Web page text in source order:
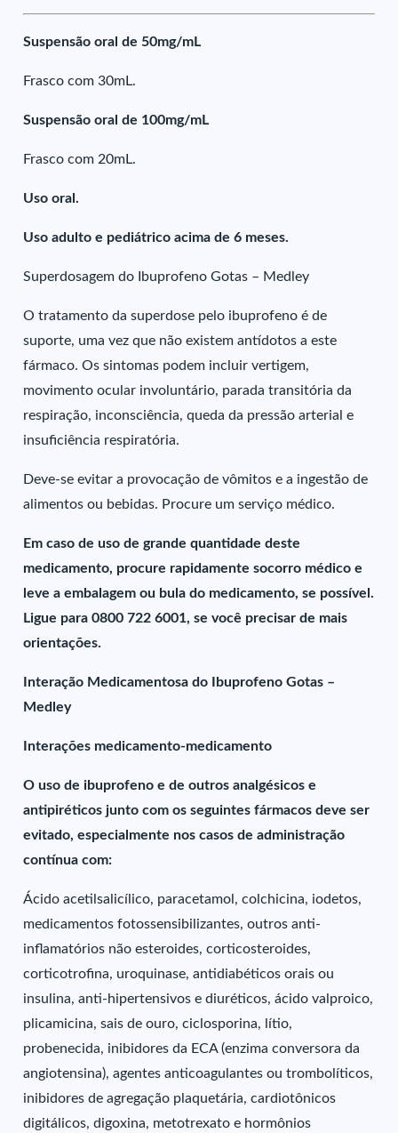
Suspensão oral de 50mg/mL
Frasco com 30mL.
Suspensão oral de 100mg/mL
Frasco com 20mL.
Uso oral.
Uso adulto e pediátrico acima de 6 meses.
Superdosagem do Ibuprofeno Gotas – Medley
O tratamento da superdose pelo ibuprofeno é de
suporte, uma vez que não existem antídotos a este
fármaco. Os sintomas podem incluir vertigem,
movimento ocular involuntário, parada transitória da
respiração, inconsciência, queda da pressão arterial e
insuficiência respiratória.
Deve-se evitar a provocação de vômitos e a ingestão de
alimentos ou bebidas. Procure um serviço médico.
Em caso de uso de grande quantidade deste
medicamento, procure rapidamente socorro médico e
leve a embalagem ou bula do medicamento, se possível.
Ligue para 0800 722 6001, se você precisar de mais
orientações.
Interação Medicamentosa do Ibuprofeno Gotas –
Medley
Interações medicamento-medicamento
O uso de ibuprofeno e de outros analgésicos e
antipiréticos junto com os seguintes fármacos deve ser
evitado, especialmente nos casos de administração
contínua com:
Ácido acetilsalicílico, paracetamol, colchicina, iodetos,
medicamentos fotossensibilizantes, outros anti-
inflamatórios não esteroides, corticosteroides,
corticotrofina, uroquinase, antidiabéticos orais ou
insulina, anti-hipertensivos e diuréticos, ácido valproico,
plicamicina, sais de ouro, ciclosporina, lítio,
probenecida, inibidores da ECA (enzima conversora da
angiotensina), agentes anticoagulantes ou trombolíticos,
inibidores de agregação plaquetária, cardiotônicos
digitálicos, digoxina, metotrexato e hormônios